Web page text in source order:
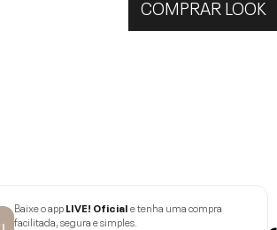
COMPRAR LOOK
Baixe o appLIVE! Oficiale tenha uma compra
facilitada, segura e simples.